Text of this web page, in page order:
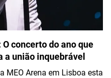
concerto do ano que
a união inquebrável
MEO Arena em Lisboa esta